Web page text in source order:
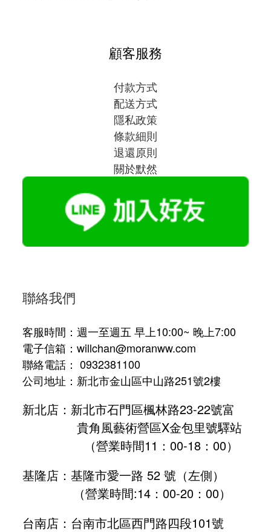
顧客服務
付款方式
配送方式
隱私政策
條款細則
退還原則
關於默然
聯絡我們
客服時間：週一至週五 早上10:00~ 晚上7:00
電子信箱：willchan@moranww.com
聯絡電話： 0932381100
公司地址：新北市金山區中山路251號2樓
新北店：新北市石門區楓林路23-22號富
貴角風藝術營區X金包里號驛站
（營業時間11：00-18：00）
基隆店：基隆市愛一路 52 號（左側）
（營業時間:14：00-20：00）
台南店：台南市北區西門路四段101號